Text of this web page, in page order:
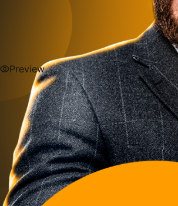
Preview